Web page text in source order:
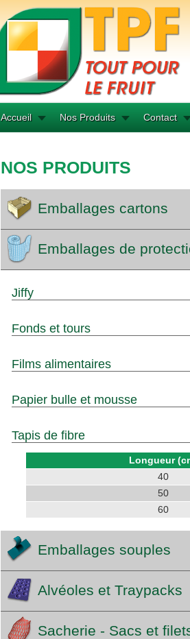
Accueil Nos Produits Contact
NOS PRODUITS
Emballages cartons
Emballages de
Jiffy
Fonds et tours
Films alimentaires
Papier bulle et mousse
Tapis de fibre
Longueur
40
50
60
Emballages souples
Alvéoles et Traypacks
Sacherie - Sacs et